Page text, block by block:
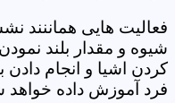
فعالیت هایی
شیوه و مقدار بلند
کردن اشیا و انجام
فرد آموزش داده خواهد